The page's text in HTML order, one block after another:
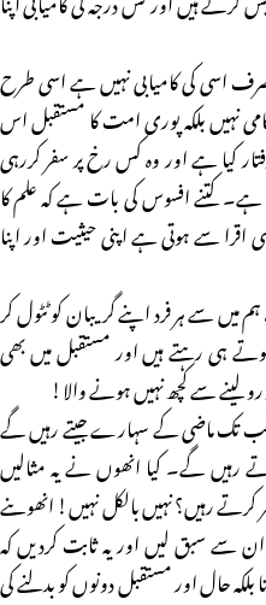
اسی کی کامیابی نہیں ہے اسی طرح
نہیں بلکہ پوری امت کا مستقبل اس
کیا ہے اور وہ کس رخ پر سفر کررہی
ہے۔ کتنے افسوس کی بات ہے کہ علم کا
سے ہوتی ہے اپنی حیثیت اور اپنا
سے ہر فرد اپنے گریبان کو ٹٹول کر
ہی رہتے ہیں اور مستقبل میں بھی
لینے سے کچھ نہیں ہونے والا!
تک ماضی کے سہارے جیتے رہیں گے
رہیں گے۔ کیا انھوں نے یہ مثالیں
رہیں؟ نہیں بالکل نہیں! انھوںنے
سے سبق لیں اور یہ ثابت کردیں کہ
حال اور مستقبل دونوں کو بدلنے کی